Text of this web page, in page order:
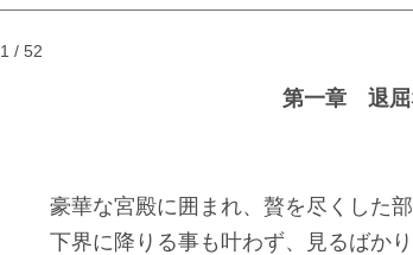
1 / 52
第一章 退屈
豪華な宮殿に囲まれ、贅を尽くした
下界に降りる事も叶わず、見るばか